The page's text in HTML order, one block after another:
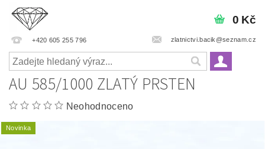
+420 605 255 796 zlatnictvi.bacik@seznam.cz
0 Kč
AU 585/1000 ZLATÝ PRSTEN
Neohodnoceno
Novinka